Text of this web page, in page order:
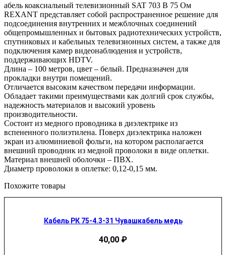
абель коаксиальный телевизионный SAT 703 B 75 Ом
REXANT представляет собой распространенное решение для
подсоединения внутренних и межблочных соединений
общепромышленных и бытовых радиотехнических устройств,
спутниковых и кабельных телевизионных систем, а также для
подключения камер видеонаблюдения и устройств,
поддерживающих HDTV.
Длина – 100 метров, цвет – белый. Предназначен для
прокладки внутри помещений.
Отличается высоким качеством передачи информации.
Обладает такими преимуществами как долгий срок службы,
надежность материалов и высокий уровень
производительности.
Состоит из медного проводника в диэлектрике из
вспененного полиэтилена. Поверх диэлектрика наложен
экран из алюминиевой фольги, на котором располагается
внешний проводник из медной проволоки в виде оплетки.
Материал внешней оболочки – ПВХ.
Диаметр проволоки в оплетке: 0,12-0,15 мм.
Похожите товары
Кабель РК 75-4.3-31 Чувашкабель медь
40,00 ₽